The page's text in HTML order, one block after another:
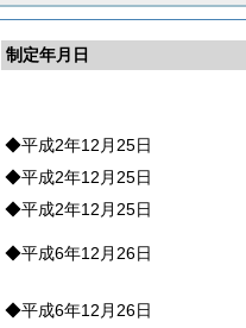
制定年月日
◆平成2年12月25日
◆平成2年12月25日
◆平成2年12月25日
◆平成6年12月26日
◆平成6年12月26日